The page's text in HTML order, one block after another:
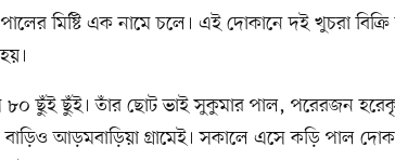
মিষ্টি এক নামে চলে। এই দোকানে দই খুচরা
৮০ ছুঁই ছুঁই। তাঁর ছোট ভাই সুকুমার পাল, পরেরজন
বাড়িও আড়মবাড়িয়া গ্রামেই। সকালে এসে কড়ি পাল